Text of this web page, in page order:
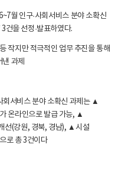
월 인구·사회서비스 분야 소확신
건을 선정·발표하였다.
작지만 적극적인 업무 추진을 통해
과제
회서비스 분야 소확신 과제는 ▲
온라인으로 발급 가능, ▲
선(강원, 경북, 경남), ▲시설
로 총 3건이다